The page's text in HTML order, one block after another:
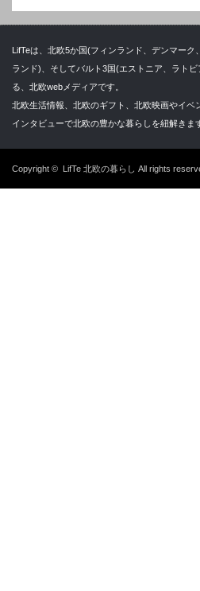
LifTeは、北欧5か国(フィンランド、デンマーク
ランド)、そしてバルト3国(エストニア、ラト
る、北欧webメディアです。
北欧生活情報、北欧のギフト、北欧映画やイ
インタビューで北欧の豊かな暮らしを紐解きま
Copyright © LifTe 北欧の暮らし All rights